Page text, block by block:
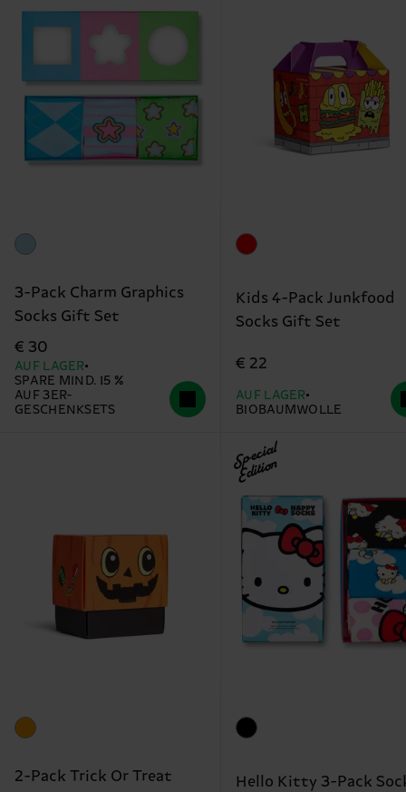
3-Pack Charm Graphics
Socks Gift Set
€ 30
AUF LAGER
SPARE MIND. 15 %
AUF 3ER-
GESCHENKSETS
Kids 4-Pack Junkfood
Socks Gift Set
€ 22
AUF LAGER
BIOBAUMWOLLE
2-Pack Trick Or Treat
Special
Edition
Hello Kitty 3-Pack